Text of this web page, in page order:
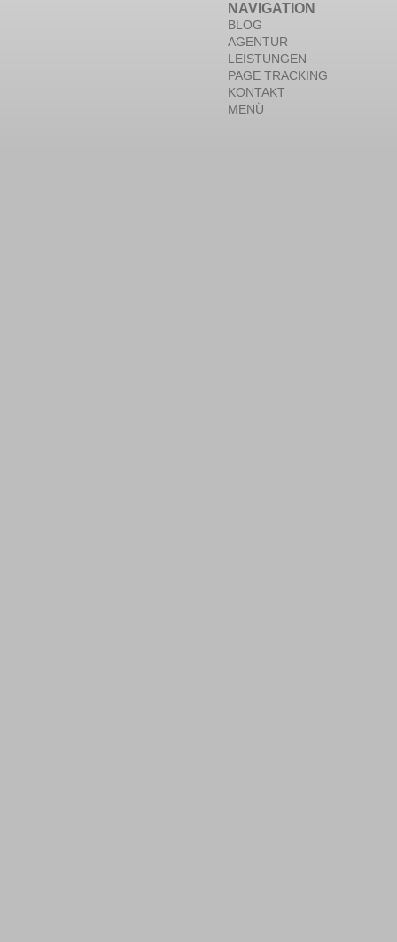
NAVIGATION
BLOG
AGENTUR
LEISTUNGEN
PAGE TRACKING
KONTAKT
MENÜ